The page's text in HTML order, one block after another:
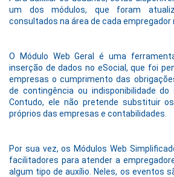
um dos módulos, que foram
consultados na área de cada empregador
O Módulo Web Geral é uma
inserção de dados no eSocial, que foi
empresas o cumprimento das
de contingência ou indisponibilidade do
Contudo, ele não pretende substituir
próprios das empresas e contabilidades.
Por sua vez, os Módulos Web
facilitadores para atender a
algum tipo de auxílio. Neles, os eventos